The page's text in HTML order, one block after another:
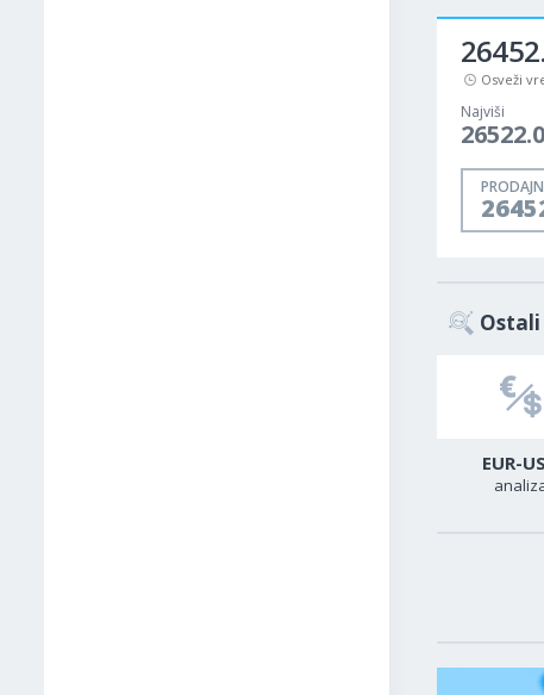
Osveži
Najviši
26522.0
EUR-